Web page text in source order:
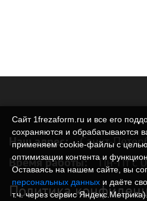
Наш адрес: Санкт-
Время работы: Пн-Пт с
Политика
Сайт 1frezaform.ru и все его
сохраняются и обрабатываются
применяем cookie‑файлы с
оптимизации контента и
Оставаясь на нашем сайте, вы
персональных данных и даёте
т.ч. через сервис